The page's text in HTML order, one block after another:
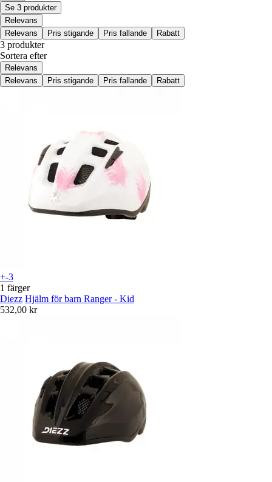
Se 3 produkter
Relevans
Relevans
Pris stigande Pris fallande Rabatt
3 produkter
Sortera efter
Relevans
Relevans
Pris stigande Pris fallande Rabatt
+-3
1 färger
Diezz Hjälm för barn Ranger - Kid
532,00 kr